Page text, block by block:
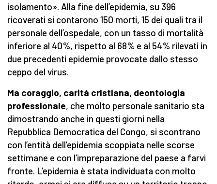
isolamento». Alla fine dell’epidemia, su 396
ricoverati si contarono 150 morti, 15 dei quali tra il
personale dell’ospedale, con un tasso di mortalità
inferiore al 40%, rispetto al 68% e al 54% rilevati in
due precedenti epidemie provocate dallo stesso
ceppo del virus.
Ma coraggio, carità cristiana, deontologia
professionale, che molto personale sanitario sta
dimostrando anche in questi giorni nella
Repubblica Democratica del Congo, si scontrano
con l’entità dell’epidemia scoppiata nelle scorse
settimane e con l’impreparazione del paese a farvi
fronte. L’epidemia è stata individuata con molto